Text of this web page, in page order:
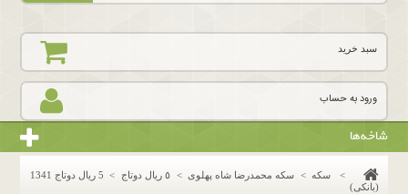
ورود به حساب
سبد خرید
شاخه‌ها
> سکه > سکه محمدرضا شاه پهلوی > ٥ ريال دوتاج >
5 ریال دوتاج 1341
(بانکی)